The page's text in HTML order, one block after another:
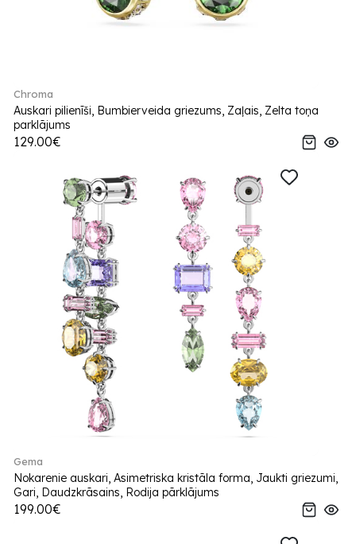
Chroma
Auskari pilienīši, Bumbierveida griezums, Zaļais, Zelta toņa
parklājums
129.00€
Gema
Nokarenie auskari, Asimetriska kristāla forma, Jaukti griezumi,
Gari, Daudzkrāsains, Rodija pārklājums
199.00€